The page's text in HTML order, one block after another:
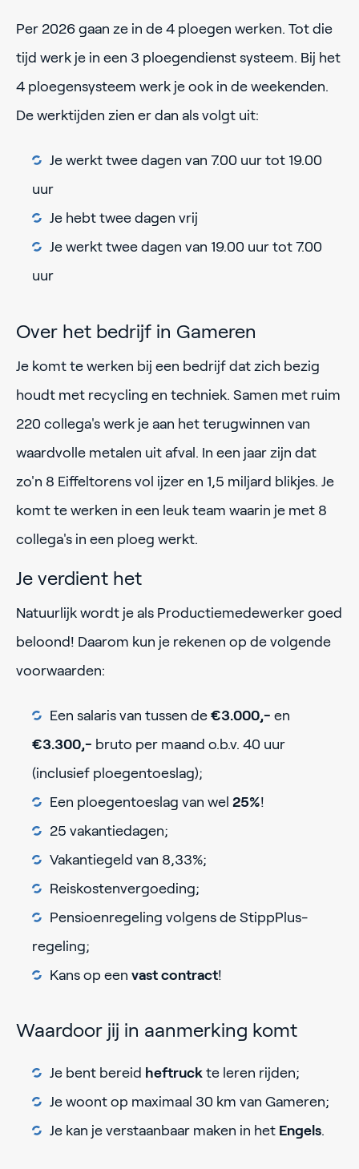
Per 2026 gaan ze in de 4 ploegen werken. Tot die
tijd werk je in een 3 ploegendienst systeem. Bij het
4 ploegensysteem werk je ook in de weekenden.
De werktijden zien er dan als volgt uit:
Je werkt twee dagen van 7.00 uur tot 19.00
uur
Je hebt twee dagen vrij
Je werkt twee dagen van 19.00 uur tot 7.00
uur
Over het bedrijf in Gameren
Je komt te werken bij een bedrijf dat zich bezig
houdt met recycling en techniek. Samen met ruim
220 collega's werk je aan het terugwinnen van
waardvolle metalen uit afval. In een jaar zijn dat
zo'n 8 Eiffeltorens vol ijzer en 1,5 miljard blikjes. Je
komt te werken in een leuk team waarin je met 8
collega's in een ploeg werkt.
Je verdient het
Natuurlijk wordt je als Productiemedewerker goed
beloond! Daarom kun je rekenen op de volgende
voorwaarden:
Een salaris van tussen de €3.000,- en
€3.300,- bruto per maand o.b.v. 40 uur
(inclusief ploegentoeslag);
Een ploegentoeslag van wel 25%!
25 vakantiedagen;
Vakantiegeld van 8,33%;
Reiskostenvergoeding;
Pensioenregeling volgens de StippPlus-
regeling;
Kans op een vast contract!
Waardoor jij in aanmerking komt
Je bent bereid heftruck te leren rijden;
Je woont op maximaal 30 km van Gameren;
Je kan je verstaanbaar maken in het Engels.